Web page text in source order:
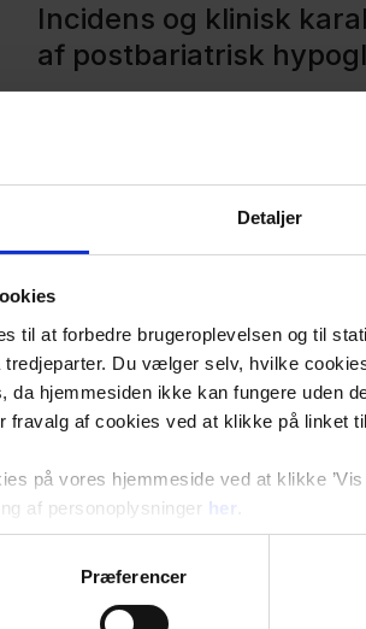
Detaljer
til at forbedre brugeroplevelsen og til
Du vælger selv, hvilke
hjemmesiden ikke kan fungere uden
af cookies ved at klikke på linket
på vores hjemmeside ved at klikke ’Vis
af personoplysninger her
Præferencer
Incidens og klinisk
af postbariatrisk